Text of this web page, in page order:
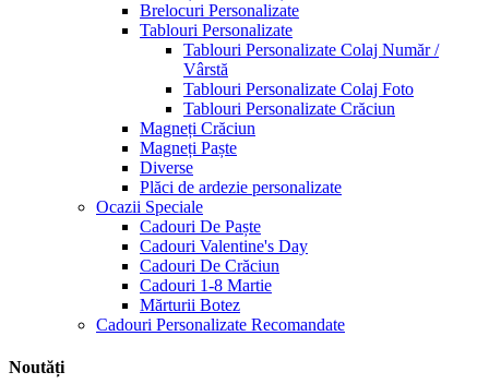
Brelocuri Personalizate
Tablouri Personalizate
Tablouri Personalizate Colaj Număr /
Vârstă
Tablouri Personalizate Colaj Foto
Tablouri Personalizate Crăciun
Magneți Crăciun
Magneți Paște
Diverse
Plăci de ardezie personalizate
Ocazii Speciale
Cadouri De Paște
Cadouri Valentine's Day
Cadouri De Crăciun
Cadouri 1-8 Martie
Mărturii Botez
Cadouri Personalizate Recomandate
Noutăți